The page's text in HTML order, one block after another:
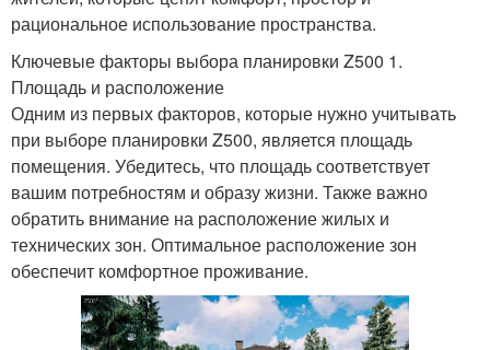
рациональное использование пространства.
Ключевые факторы выбора планировки Z500 1.
Площадь и расположение
Одним из первых факторов, которые нужно учитывать
при выборе планировки Z500, является площадь
помещения. Убедитесь, что площадь соответствует
вашим потребностям и образу жизни. Также важно
обратить внимание на расположение жилых и
технических зон. Оптимальное расположение зон
обеспечит комфортное проживание.